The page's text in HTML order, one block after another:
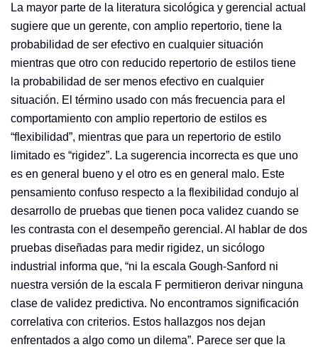
La mayor parte de la literatura sicológica y gerencial actual
sugiere que un gerente, con amplio repertorio, tiene la
probabilidad de ser efectivo en cualquier situación
mientras que otro con reducido repertorio de estilos tiene
la probabilidad de ser menos efectivo en cualquier
situación. El término usado con más frecuencia para el
comportamiento con amplio repertorio de estilos es
“flexibilidad”, mientras que para un repertorio de estilo
limitado es “rigidez”. La sugerencia incorrecta es que uno
es en general bueno y el otro es en general malo. Este
pensamiento confuso respecto a la flexibilidad condujo al
desarrollo de pruebas que tienen poca validez cuando se
les contrasta con el desempeño gerencial. Al hablar de dos
pruebas diseñadas para medir rigidez, un sicólogo
industrial informa que, “ni la escala Gough-Sanford ni
nuestra versión de la escala F permitieron derivar ninguna
clase de validez predictiva. No encontramos significación
correlativa con criterios. Estos hallazgos nos dejan
enfrentados a algo como un dilema”. Parece ser que la